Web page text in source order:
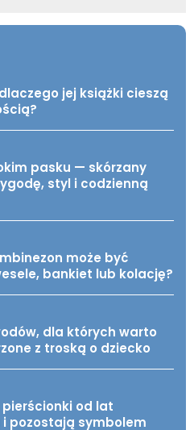
jej książki cieszą
pasku — skórzany
styl i codzienną
może być
bankiet lub kolację?
dla których warto
z troską o dziecko
od lat
pozostają symbolem